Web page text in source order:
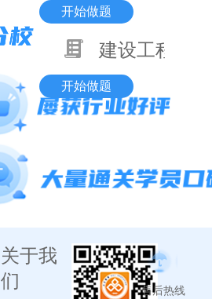
开始做题
建设工程基
开始做题
关于我
们
售后热线